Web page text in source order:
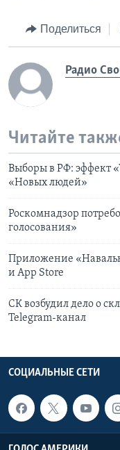
Поделиться
Радио
Читайте
Выборы в РФ: эффект
«Новых людей»
Роскомнадзор
голосования»
Приложение
и App Store
СК возбудил дело о
Telegram-канал
СОЦИАЛЬНЫЕ СЕТИ